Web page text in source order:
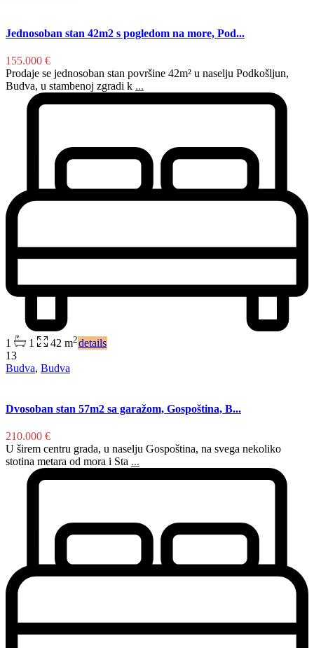
Jednosoban stan 42m2 s pogledom na more, Pod...
155.000 €
Prodaje se jednosoban stan površine 42m² u naselju Podkošljun,
Budva, u stambenoj zgradi k ...
1 1 42 m2details
13
Budva, Budva
Dvosoban stan 57m2 sa garažom, Gospoština, B...
210.000 €
U širem centru grada, u naselju Gospoština, na svega nekoliko
stotina metara od mora i Sta ...